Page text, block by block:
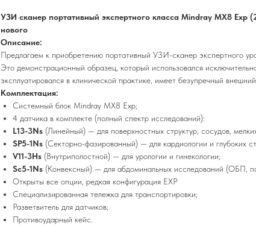
УЗИ сканер портативный экспертного класса Mindray MX8 Exp
нового
Описание:
Предлагаем к приобретению портативный УЗИ-сканер экспертного
Это демонстрационный образец, который использовался
эксплуатировался в клинической практике, имеет безупречный
Комплектация:
Системный блок Mindray MX8 Exp;
4 датчика в комплекте (полный спектр исследований):
L13-3Ns (Линейный) — для поверхностных структур, сосудов,
SP5-1Ns (Секторно-фазированный) — для кардиологии и глубоких
V11-3Hs (Внутриполостной) — для урологии и гинекологии;
Sc5-1Ns (Конвексный) — для абдоминальных исследований (ОБП,
Открыты все опции, редкая конфигурация EXP
Специализированная тележка для транспортировки;
Разветвитель для датчиков;
Противоударный кейс.